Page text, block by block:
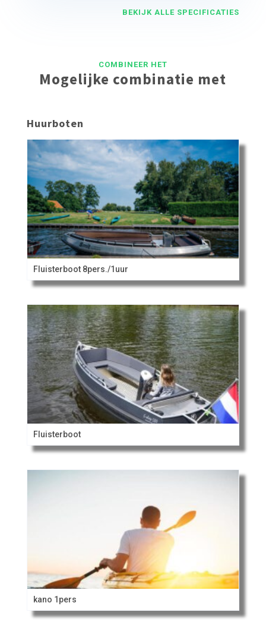
BEKIJK ALLE SPECIFICATIES
COMBINEER HET
Mogelijke combinatie met
Huurboten
Fluisterboot 8pers./1uur
Fluisterboot
kano 1pers